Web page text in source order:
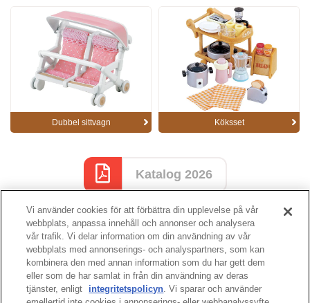
Dubbel sittvagn Köksset
Katalog 2026
Katalog sida
sidans topp
Vi använder cookies för att förbättra din upplevelse på vår
webbplats, anpassa innehåll och annonser och analysera
vår trafik. Vi delar information om din användning av vår
webbplats med annonserings- och analyspartners, som kan
kombinera den med annan information som du har gett dem
eller som de har samlat in från din användning av deras
tjänster, enligt
integritetspolicyn. Vi sparar och använder